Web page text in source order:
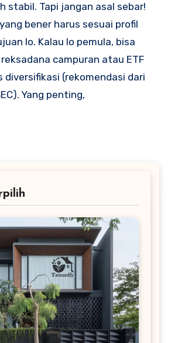
stabil. Tapi jangan asal sebar!
bener harus sesuai profil
lo. Kalau lo pemula, bisa
campuran atau ETF
(rekomendasi dari
Yang penting,